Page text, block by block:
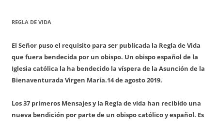
REGLA DE VIDA
El Señor puso el requisito para ser publicada la Regla de Vida
que fuera bendecida por un obispo. Un obispo español de la
Iglesia católica la ha bendecido la víspera de la Asunción de la
Bienaventurada Virgen María.14 de agosto 2019.
Los 37 primeros Mensajes y la Regla de vida han recibido una
nueva bendición por parte de un obispo católico y español. Es